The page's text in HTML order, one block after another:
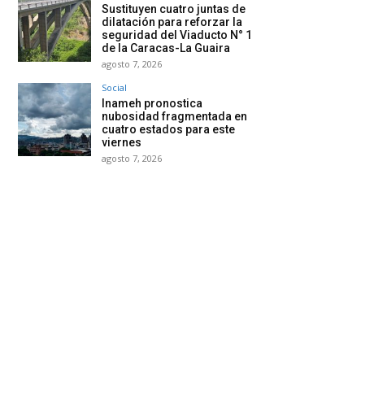
Sustituyen cuatro juntas de
dilatación para reforzar la
seguridad del Viaducto N° 1
de la Caracas-La Guaira
agosto 7, 2026
Social
Inameh pronostica
nubosidad fragmentada en
cuatro estados para este
viernes
agosto 7, 2026